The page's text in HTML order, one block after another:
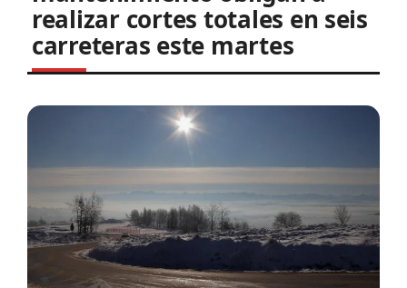
realizar cortes totales en seis
carreteras este martes